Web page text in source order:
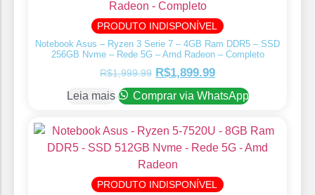
PRODUTO INDISPONÍVEL
Notebook Asus – Ryzen 3 Serie 7 – 4GB Ram DDR5 – SSD
256GB Nvme – Rede 5G – Amd Radeon – Completo
R$1,999.99 R$1,899.99
Leia mais Comprar via WhatsApp
PRODUTO INDISPONÍVEL